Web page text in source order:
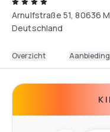
Arnulfstraße 51, 80636
Deutschland
Overzicht